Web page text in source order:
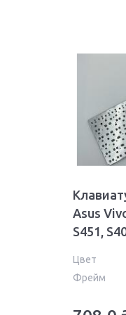
Asus
S451,
Цвет
Фрейм